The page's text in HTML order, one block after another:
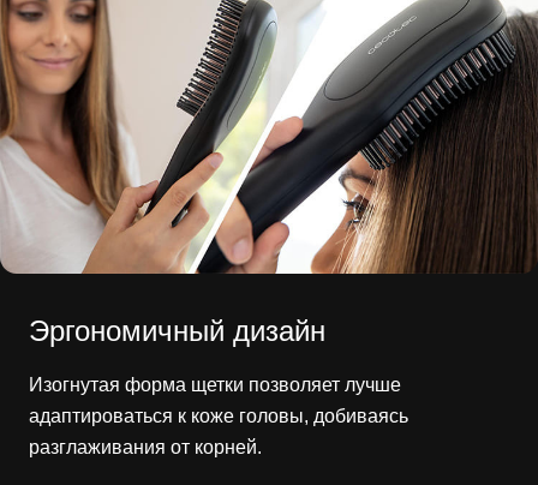
Эргономичный дизайн
Изогнутая форма щетки позволяет лучше
адаптироваться к коже головы, добиваясь
разглаживания от корней.